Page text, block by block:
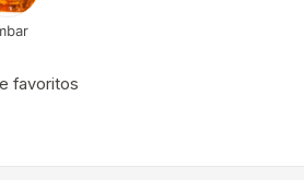
favoritos